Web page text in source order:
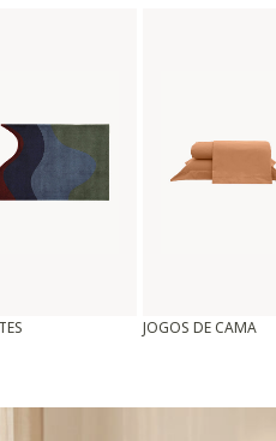
JOGOS DE CAMA